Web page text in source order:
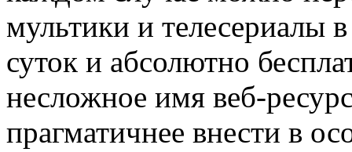
мультики и телесериалы
суток и абсолютно
несложное имя веб-
прагматичнее внести в